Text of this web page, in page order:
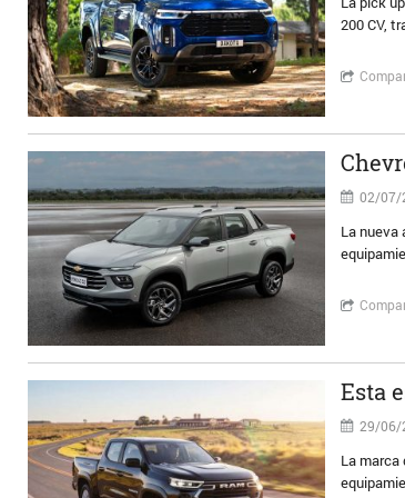
200 CV,
02/07/
La nueva
Esta
29/06/
La marca